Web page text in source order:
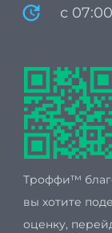
update с
Троффи™
вы хотите
оценку,